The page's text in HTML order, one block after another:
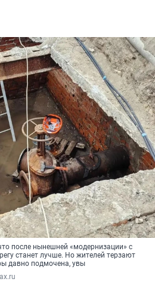
после нынешней «модернизации» с
станет лучше. Но жителей терзают
давно подмочена, увы